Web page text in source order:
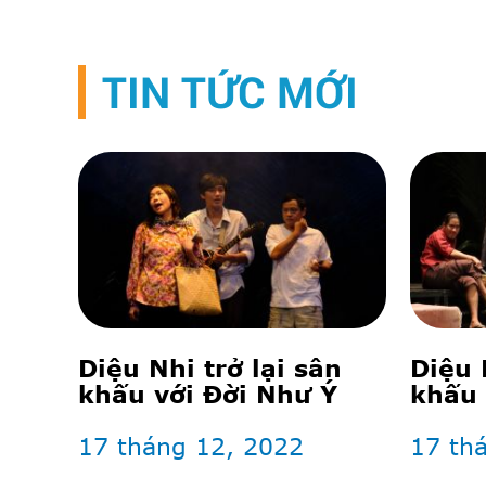
TIN TỨC MỚI
Diệu Nhi trở lại sân
khấu với Đời Như Ý
17 tháng 12, 2022
Diệu
khấu
17